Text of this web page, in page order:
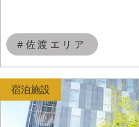
#佐渡エリア
宿泊施設